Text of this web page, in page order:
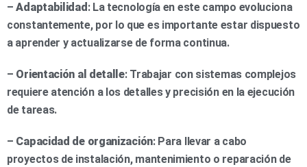
–Adaptabilidad : La tecnología en este campo evoluciona
constantemente, por lo que es importante estar dispuesto
a aprender y actualizarse de forma continua.
– Orientación al detalle: Trabajar con sistemas complejos
requiere atención a los detalles y precisión en la ejecución
de tareas.
– Capacidad de organización: Para llevar a cabo
proyectos de instalación, mantenimiento o reparación de